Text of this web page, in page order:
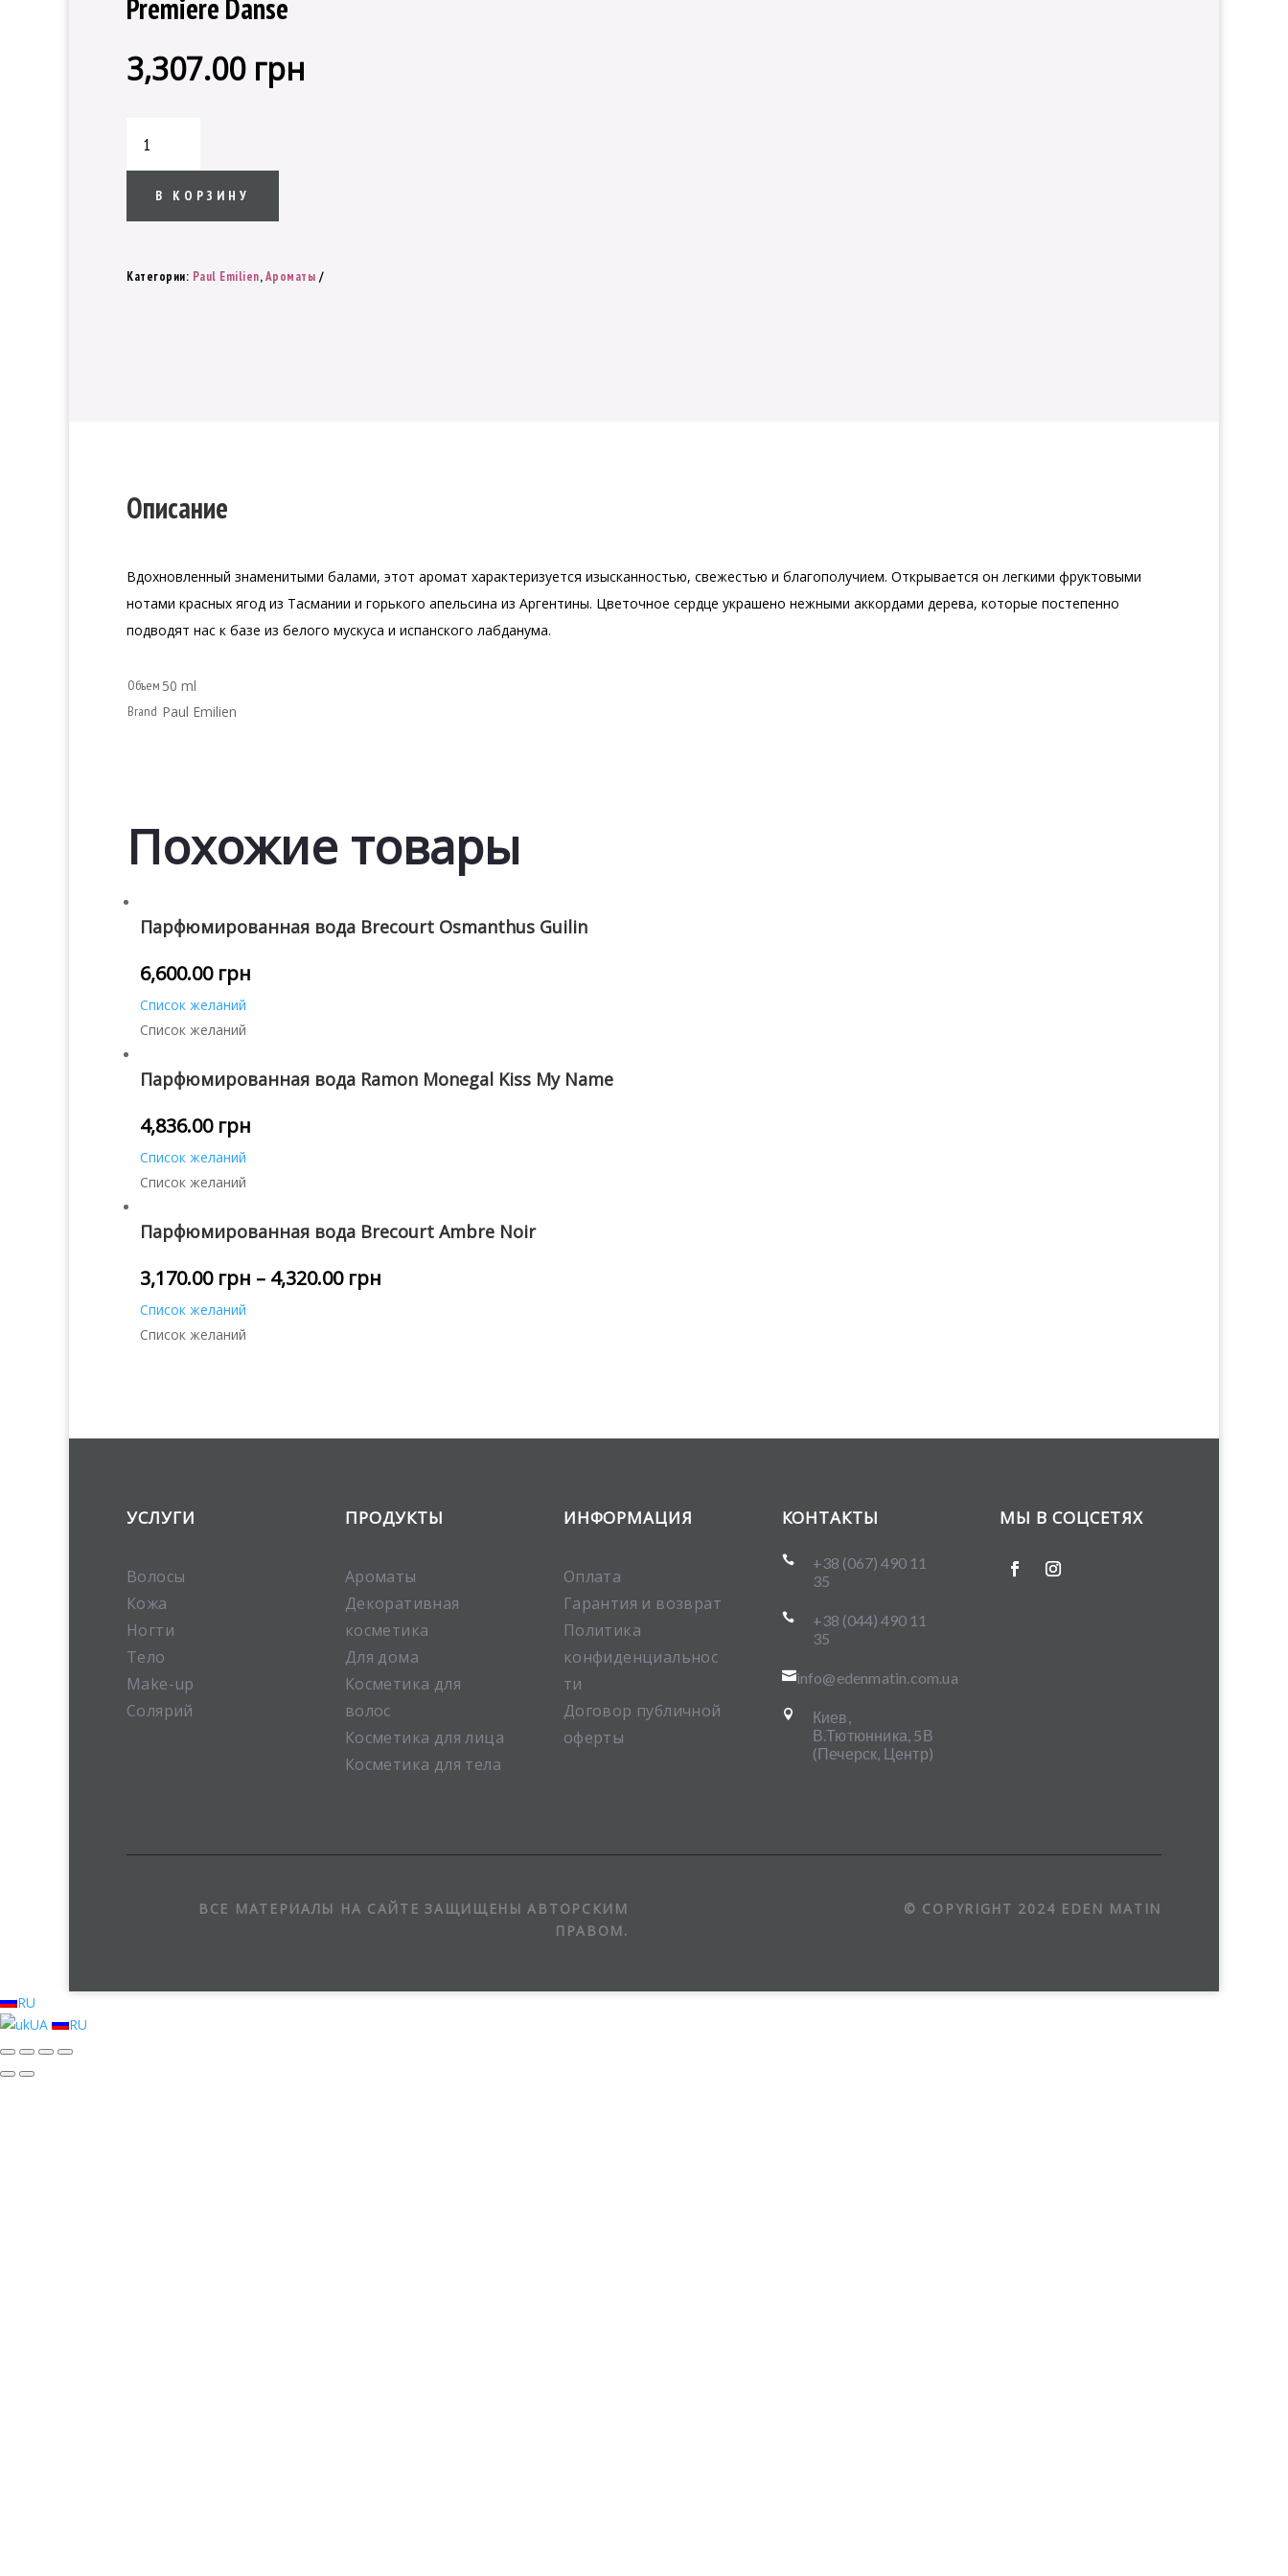
Premiere Danse
3,307.00 грн
товара
Парфюмированная
Danse
В КОРЗИНУ
Категории: Paul Emilien,Ароматы
Описание
Вдохновленный знаменитыми балами, этот аромат характеризуется изысканностью, свежестью и благополучием. Открывается он легкими фруктовыми
нотами красных ягод из Тасмании и горького апельсина из Аргентины. Цветочное сердце украшено нежными аккордами дерева, которые постепенно
подводят нас к базе из белого мускуса и испанского лабданума.
Объем 50 ml
Brand Paul Emilien
Похожие товары
Парфюмированная вода Brecourt Osmanthus Guilin
6,600.00 грн
Список желаний
Список желаний
Парфюмированная вода Ramon Monegal Kiss My Name
4,836.00 грн
Список желаний
Список желаний
Парфюмированная вода Brecourt Ambre Noir
3,170.00 грн – 4,320.00 грн
Список желаний
Список желаний
УСЛУГИ
Волосы
Кожа
Ногти
Тело
Make-up
Солярий
ПРОДУКТЫ
Ароматы
Декоративная
косметика
Для дома
Косметика для
волос
Косметика для лица
Косметика для тела
ИНФОРМАЦИЯ
Оплата
Гарантия и возврат
Политика
конфиденциальнос
ти
Договор публичной
оферты
КОНТАКТЫ

+38 (067) 490 11
35

+38 (044) 490 11
35
info@edenmatin.com.ua

Киев,
В.Тютюнника, 5В
(Печерск, Центр)
МЫ В СОЦСЕТЯХ
ВСЕ МАТЕРИАЛЫ НА САЙТЕ ЗАЩИЩЕНЫ АВТОРСКИМ
ПРАВОМ.
© COPYRIGHT 2024 EDEN MATIN
RU
UA
RU